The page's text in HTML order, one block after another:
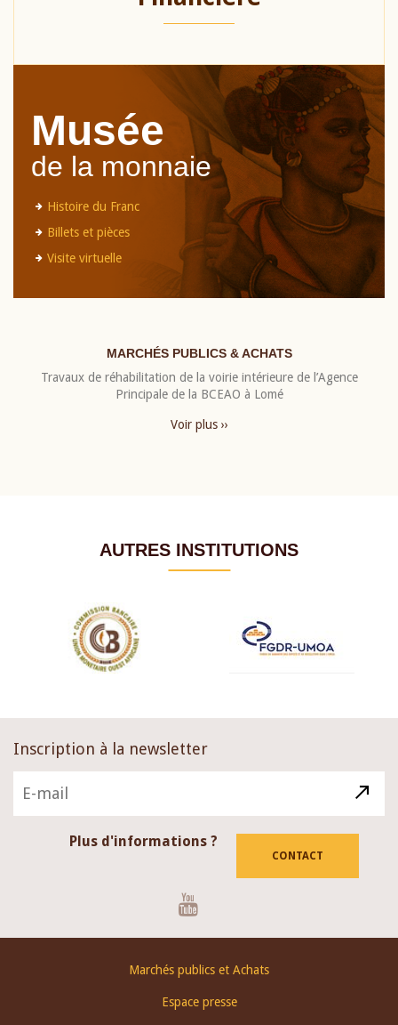
Musée
de la monnaie
Histoire du Franc
Billets et pièces
Visite virtuelle
MARCHÉS PUBLICS & ACHATS
Travaux de réhabilitation de la voirie intérieure de l’Agence
Principale de la BCEAO à Lomé
Voir plus ››
AUTRES INSTITUTIONS
Inscription à la newsletter
Plus d'informations ?
CONTACT
Marchés publics et Achats
Espace presse